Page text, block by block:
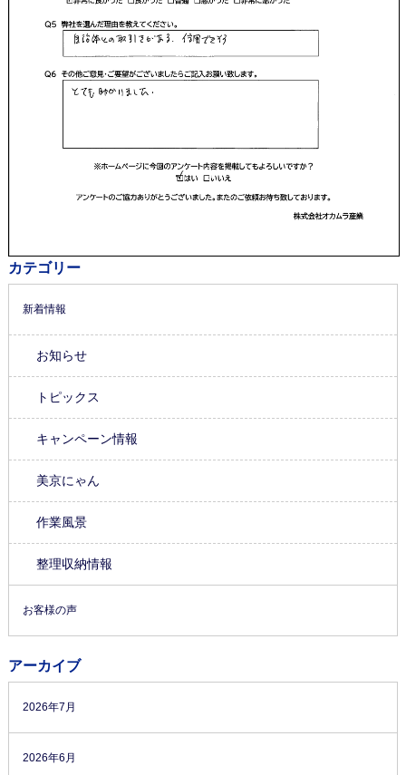
カテゴリー
新着情報
お知らせ
トピックス
キャンペーン情報
美京にゃん
作業風景
整理収納情報
お客様の声
アーカイブ
2026年7月
2026年6月